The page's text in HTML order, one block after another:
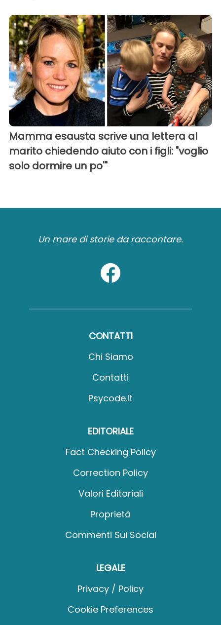
Mamma esausta scrive una lettera al
marito chiedendo aiuto con i figli: "voglio
solo dormire un po'"
Un mare di storie da raccontare.
CONTATTI
Chi Siamo
Contatti
Psycode.it
EDITORIALE
Fact Checking Policy
Correction Policy
Valori Editoriali
Proprietà
Commenti Sui Social
LEGALE
Privacy / Policy
Cookie Preferences